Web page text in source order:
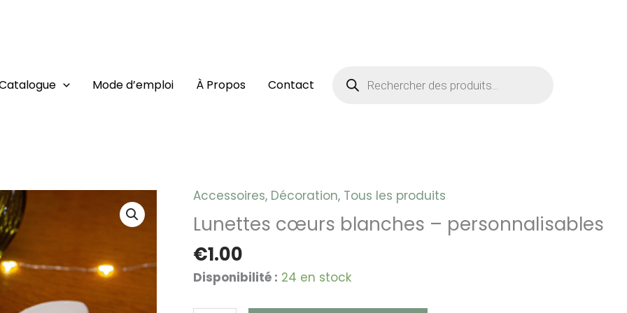
Mode d’emploi À Propos Contact
produits
Accessoires, Décoration, Tous les produits
Lunettes cœurs blanches – personnalisables
€1.00
Disponibilité : 24 en stock
quantité
de
cœurs
blanches